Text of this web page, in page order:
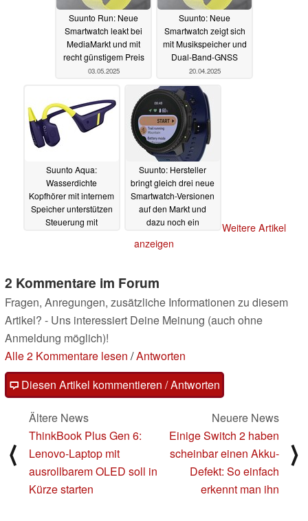
Suunto Run: Neue
Smartwatch leakt bei
MediaMarkt und mit
recht günstigem Preis
03.05.2025
Suunto: Neue
Smartwatch zeigt sich
mit Musikspeicher und
Dual-Band-GNSS
20.04.2025
Suunto Aqua:
Wasserdichte
Kopfhörer mit internem
Speicher unterstützen
Steuerung mit
Suunto: Hersteller
bringt gleich drei neue
Smartwatch-Versionen
auf den Markt und
dazu noch ein
Weitere Artikel
anzeigen
2 Kommentare im Forum
Fragen, Anregungen, zusätzliche Informationen zu diesem
Artikel? - Uns interessiert Deine Meinung (auch ohne
Anmeldung möglich)!
Alle 2 Kommentare lesen /Antworten
Diesen Artikel kommentieren / Antworten
⟨
Ältere News
ThinkBook Plus Gen 6:
Lenovo-Laptop mit
ausrollbarem OLED soll in
Kürze starten
Neuere News
Einige Switch 2 haben
scheinbar einen Akku-
Defekt: So einfach
erkennt man ihn
⟩